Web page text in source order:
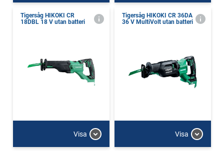
Tigersåg HIKOKI CR
18DBL 18 V utan batteri
Visa
Tigersåg HIKOKI CR 36DA
36 V MultiVolt utan batteri
Visa